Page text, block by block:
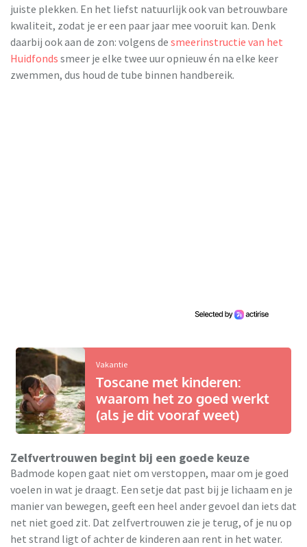
juiste plekken. En het liefst natuurlijk ook van betrouwbare
kwaliteit, zodat je er een paar jaar mee vooruit kan. Denk
daarbij ook aan de zon: volgens de smeerinstructie van het
Huidfonds smeer je elke twee uur opnieuw én na elke keer
zwemmen, dus houd de tube binnen handbereik.
Vakantie
Toscane met kinderen:
waarom het zo goed werkt
(als je dit vooraf weet)
Zelfvertrouwen begint bij een goede keuze
Badmode kopen gaat niet om verstoppen, maar om je goed
voelen in wat je draagt. Een setje dat past bij je lichaam en je
manier van bewegen, geeft een heel ander gevoel dan iets dat
net niet goed zit. Dat zelfvertrouwen zie je terug, of je nu op
het strand ligt of achter de kinderen aan rent in het water.